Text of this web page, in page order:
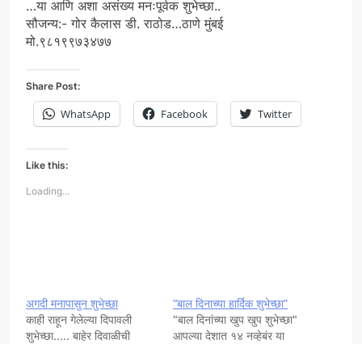
…या आणि अशा असंख्य मनःपूर्वक शुभेच्छा..
सौजन्य:- गोर कैलास डी. राठोड…ठाणे मुंबई
मो.९८१९९७३४७७
Share Post:
WhatsApp Facebook Twitter
Like this:
Loading...
अगदी मनापासुन शुभेच्छा
काही राहून गेलेल्या दिपावली
शुभेच्छा..... बाहेर दिवाळीची
“बाल दिनाच्या हार्दिक शुभेच्छा”
"बाल दिनांच्या खुप खुप शुभेच्छा"
आपल्या देशात १४ नव्हेबंर या